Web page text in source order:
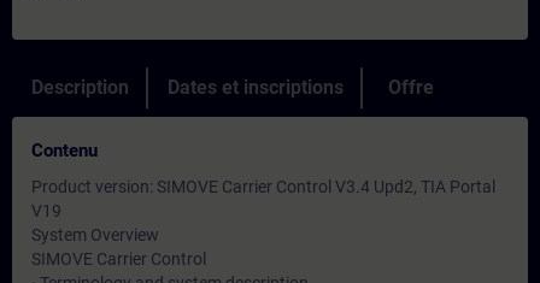
Description Dates et inscriptions Offre
Contenu
Product version: SIMOVE Carrier Control V3.4 Upd2, TIA Portal
V19
System Overview
SIMOVE Carrier Control